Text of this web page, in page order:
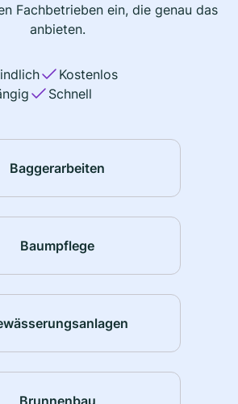
Fachbetrieben ein, die genau das
anbieten.
Kostenlos
Schnell
Baggerarbeiten
Baumpflege
Brunnenbau